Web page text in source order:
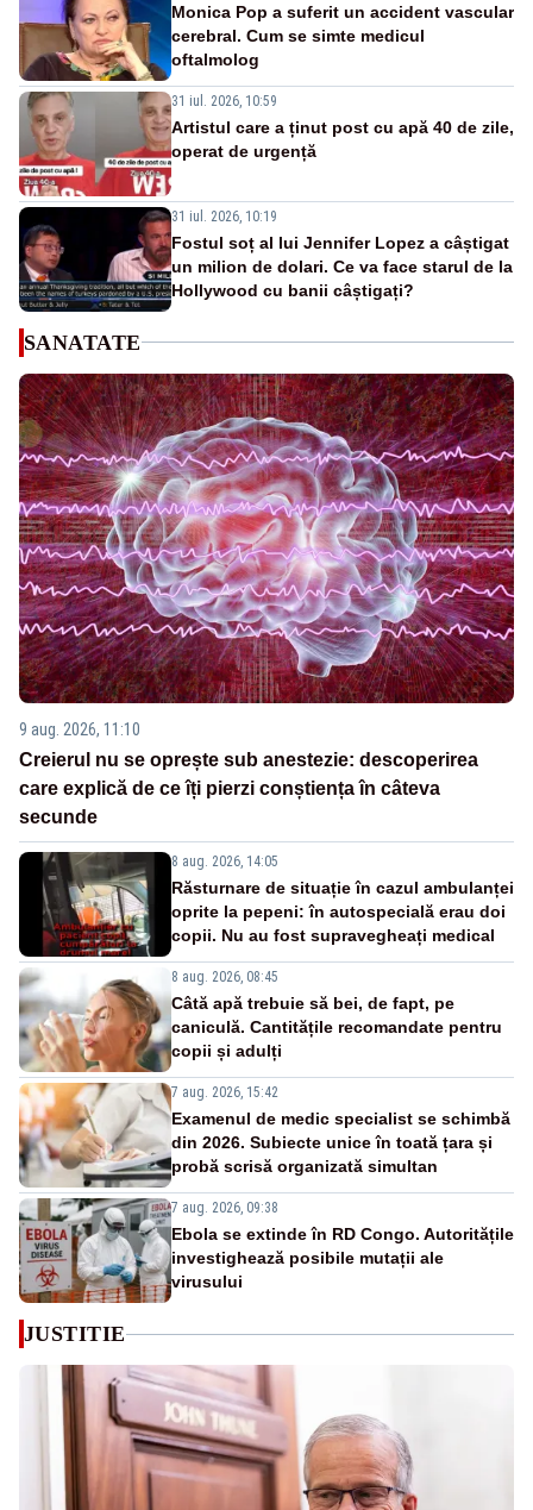
Monica Pop a suferit un accident vascular
cerebral. Cum se simte medicul
oftalmolog
31 iul. 2026, 10:59
Artistul care a ținut post cu apă 40 de zile,
operat de urgență
31 iul. 2026, 10:19
Fostul soț al lui Jennifer Lopez a câștigat
un milion de dolari. Ce va face starul de la
Hollywood cu banii câștigați?
SANATATE
9 aug. 2026, 11:10
Creierul nu se oprește sub anestezie: descoperirea
care explică de ce îți pierzi conștiența în câteva
secunde
8 aug. 2026, 14:05
Răsturnare de situație în cazul ambulanței
oprite la pepeni: în autospecială erau doi
copii. Nu au fost supravegheați medical
8 aug. 2026, 08:45
Câtă apă trebuie să bei, de fapt, pe
caniculă. Cantitățile recomandate pentru
copii și adulți
7 aug. 2026, 15:42
Examenul de medic specialist se schimbă
din 2026. Subiecte unice în toată țara și
probă scrisă organizată simultan
7 aug. 2026, 09:38
Ebola se extinde în RD Congo. Autoritățile
investighează posibile mutații ale
virusului
JUSTITIE